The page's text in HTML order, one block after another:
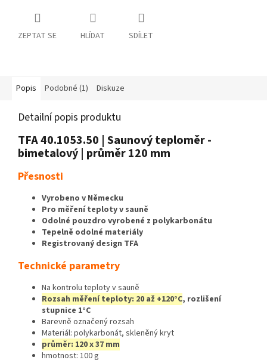
ZEPTAT SE HLÍDAT SDÍLET
Popis Podobné (1) Diskuze
Detailní popis produktu
TFA 40.1053.50 | Saunový teploměr -
bimetalový | průměr 120 mm
Přesnosti
Vyrobeno v Německu
Pro měření teploty v sauně
Odolné pouzdro vyrobené z polykarbonátu
Tepelně odolné materiály
Registrovaný design TFA
Technické parametry
Na kontrolu teploty v sauně
Rozsah měření teploty: 20 až +120°C, rozlišení
stupnice 1°C
Barevně označený rozsah
Materiál: polykarbonát, skleněný kryt
průměr: 120 x 37 mm
hmotnost: 100 g